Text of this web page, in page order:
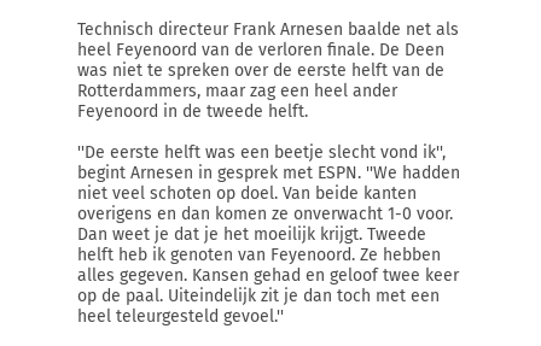
Technisch directeur Frank Arnesen baalde net als
heel Feyenoord van de verloren finale. De Deen
was niet te spreken over de eerste helft van de
Rotterdammers, maar zag een heel ander
Feyenoord in de tweede helft.
''De eerste helft was een beetje slecht vond ik'',
begint Arnesen in gesprek met ESPN. ''We hadden
niet veel schoten op doel. Van beide kanten
overigens en dan komen ze onverwacht 1-0 voor.
Dan weet je dat je het moeilijk krijgt. Tweede
helft heb ik genoten van Feyenoord. Ze hebben
alles gegeven. Kansen gehad en geloof twee keer
op de paal. Uiteindelijk zit je dan toch met een
heel teleurgesteld gevoel.''